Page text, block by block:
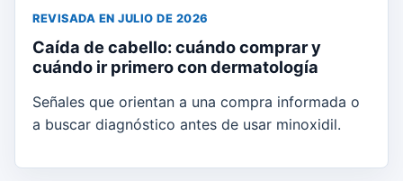
REVISADA EN JULIO DE 2026
Caída de cabello: cuándo comprar y
cuándo ir primero con dermatología
Señales que orientan a una compra informada o
a buscar diagnóstico antes de usar minoxidil.